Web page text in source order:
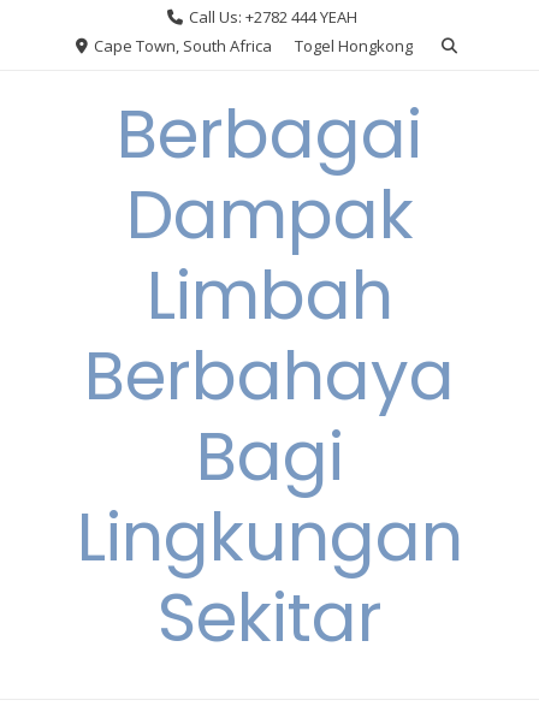
Call Us: +2782 444 YEAH
Cape Town, South Africa
Togel Hongkong
Berbagai
Dampak
Limbah
Berbahaya
Bagi
Lingkungan
Sekitar